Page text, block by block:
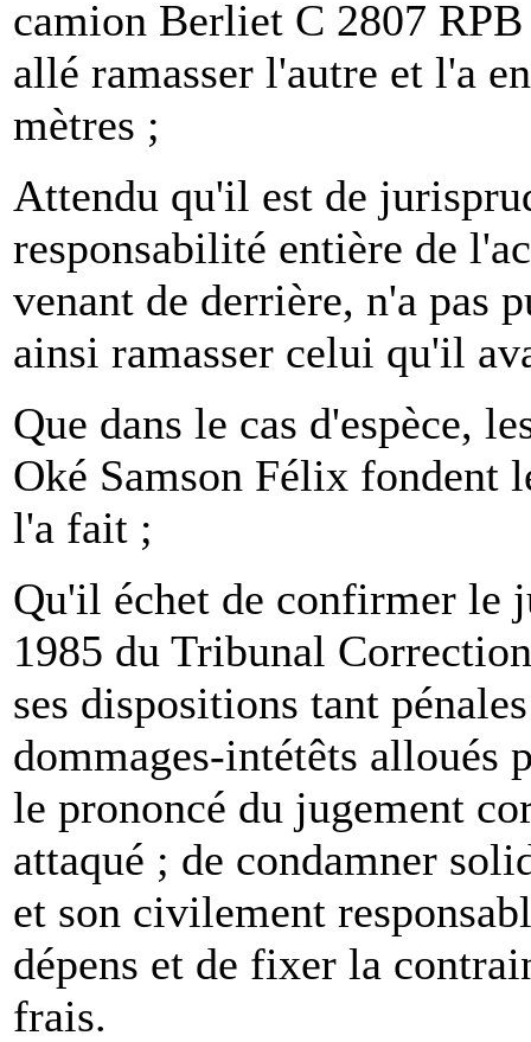
camion Berliet C 2807
allé ramasser l'autre et l'a
mètres ;
Attendu qu'il est de
responsabilité entière de
venant de derrière, n'a pas
ainsi ramasser celui qu'il
Que dans le cas d'espèce,
Oké Samson Félix fondent
l'a fait ;
Qu'il échet de confirmer le
1985 du Tribunal
ses dispositions tant
dommages-intétêts alloués
le prononcé du jugement
attaqué ; de condamner
et son civilement
dépens et de fixer la
frais.